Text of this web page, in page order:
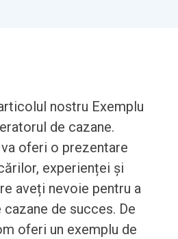
nostru Exemplu
de cazane.
oferi o prezentare
experienței și
aveți nevoie pentru a
de succes. De
oferi un exemplu de